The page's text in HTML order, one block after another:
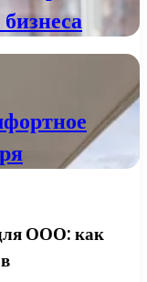
ООО: как